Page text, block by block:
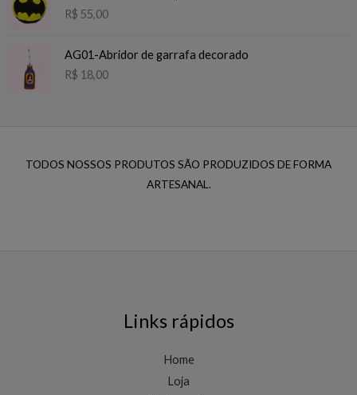
R$ 55,00
AG01-Abridor de garrafa decorado
R$ 18,00
TODOS NOSSOS PRODUTOS SÃO PRODUZIDOS DE FORMA
ARTESANAL.
Links rápidos
Home
Loja